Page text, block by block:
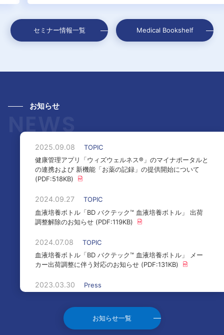
セミナー情報一覧 Medical Bookshelf
お知らせ
NEWS
2025.09.08
TOPIC
健康管理アプリ「ウィズウェルネス®」のマイナポータルと
の連携および 新機能「お薬の記録」の提供開始について
(PDF:518KB)
2024.09.27
TOPIC
血液培養ボトル「BD バクテック™ 血液培養ボトル」 出荷
調整解除のお知らせ (PDF:119KB)
2024.07.08
TOPIC
血液培養ボトル「BD バクテック™ 血液培養ボトル」 メー
カー出荷調整に伴う対応のお知らせ (PDF:131KB)
2023.03.30
Press
連情報を掲載いたしました
2023.02.10
Press
お知らせ一覧